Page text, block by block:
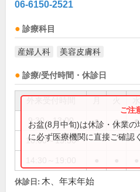
06-6150-2521
診療科目
産婦人科 美容皮膚科
診療/受付時間・休診日
9:30～13:00 ● ● ●
10:00～15:30
お盆(8月中旬)は休診・休業
に必ず医療機関に直接ご確認
休診日: 木、年末年始